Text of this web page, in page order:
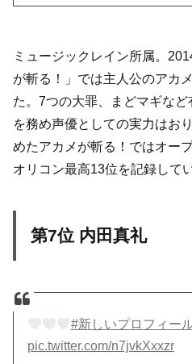
ミュージックレイン所属。
が斬る！」では主人公のアカ
た。7つの大罪、まどマギな
を務め声優としての実力はお
めたアカメが斬る！ではオー
オリコン最高13位を記録してい
第7位 内田真礼
#新しいプロフィー
pic.twitter.com/n7jvkXxxzr